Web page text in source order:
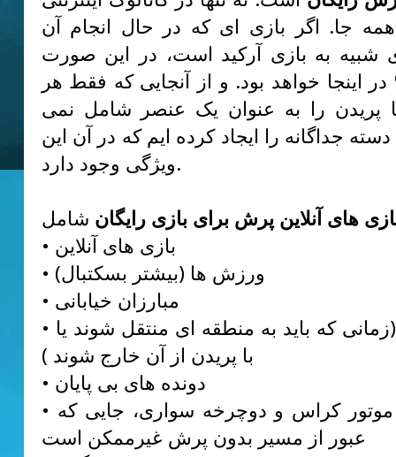
جا. اگر بازی ای که در حال انجام آن
شبیه به بازی آرکید است، در این صورت
100% در اینجا خواهد بود. و از آنجایی که فقط هر
پریدن را به عنوان یک عنصر شامل نمی
جداگانه را ایجاد کرده ایم که در آن این
ویژگی وجود دارد.
های آنلاین پرش برای بازی رایگان
• بازی های آنلاین
• ورزش ها (بیشتر بسکتبال)
• مبارزان خیابانی
• اشیاء پرش (زمانی که باید به منطقه ای منتقل شوند یا
با پریدن از آن خارج شوند )
• دونده های بی پایان
• چالش های موتور کراس و دوچرخه سواری، جایی که
عبور از مسیر بدون پرش غیرممکن است